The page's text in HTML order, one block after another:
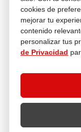
cookies de
mejorar tu
contenido
personalizar tus
de Privacidad
Descubre más